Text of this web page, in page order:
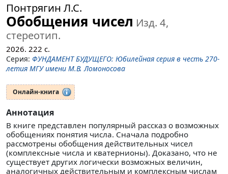
Понтрягин Л.С.
Обобщения чисел Изд. 4,
стереотип.
2026. 222 с.
Серия: ФУНДАМЕНТ БУДУЩЕГО: Юбилейная серия в честь 270-
летия МГУ имени М.В. Ломоносова
Онлайн-книга
Аннотация
В книге представлен популярный рассказ о возможных
обобщениях понятия числа. Сначала подробно
рассмотрены обобщения действительных чисел
(комплексные числа и кватернионы). Доказано, что не
существует других логически возможных величин,
аналогичных действительным и комплексным числам